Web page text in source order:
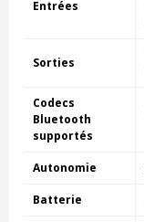
Entrées
Sorties
Codecs
Bluetooth
supportés
Autonomie
Batterie